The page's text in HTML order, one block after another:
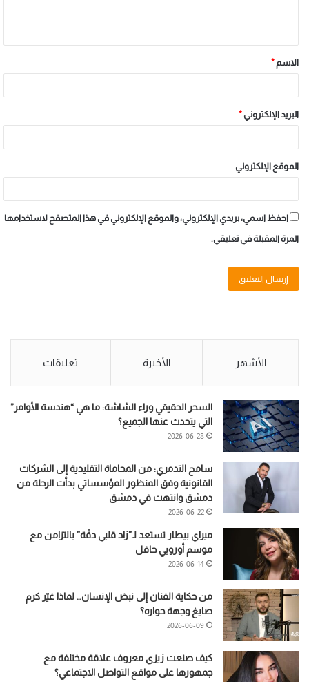
الاسم*
البريد الإلكتروني *
الموقع الإلكتروني
احفظ اسمي، بريدي الإلكتروني، والموقع الإلكتروني في هذا المتصفح لاستخدامها
المرة المقبلة في تعليقي.
الأشهر الأخيرة تعليقات
السحر الحقيقي وراء الشاشة: ما هي “هندسة الأوامر”
التي يتحدث عنها الجميع؟
2026-06-28
سامح التدمري: من المحاماة التقليدية إلى الشركات
القانونية وفق المنظور المؤسساتي بدأت الرحلة من
دمشق وانتهت في دمشق
2026-06-22
ميراي بيطار تستعد لـ”زاد قلبي دقّة” بالتزامن مع
موسم أوروبي حافل
2026-06-14
من حكاية الفنان إلى نبض الإنسان… لماذا غيّر كرم
صايغ وجهة حواره؟
2026-06-09
كيف صنعت زيزي معروف علاقة مختلفة مع
جمهورها على مواقع التواصل الاجتماعي؟